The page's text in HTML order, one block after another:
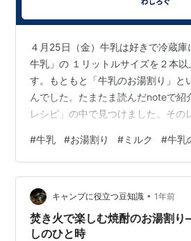
４月25日（金）牛乳は好きで冷蔵
牛乳」の １リットルサイズを２本以
す。もともと「牛乳のお湯割り」と
んでした。たまたま読んだnoteで紹
レシピ」の中で見つけました。その
かしたお湯を入れるというやり方で
厚な牛乳がおいしいという私のイメ
乳をお湯で割るという発想は邪道で
いだろ...」と思っていました。とこ
れが「悪くない」ｗ。「冷たい牛乳
ク」になった、そんなイメージです
#牛乳 #お湯割り #ミルク #牛乳
キャンプに役立つ豆知識 • 1年前
焚き火で楽しむ焼酎のお湯割
しのひと時